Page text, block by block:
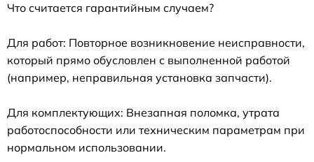
Что считается гарантийным случаем?
Для работ: Повторное возникновение неисправности,
который прямо обусловлен с выполненной работой
(например, неправильная установка запчасти).
Для комплектующих: Внезапная поломка, утрата
работоспособности или техническим параметрам при
нормальном использовании.